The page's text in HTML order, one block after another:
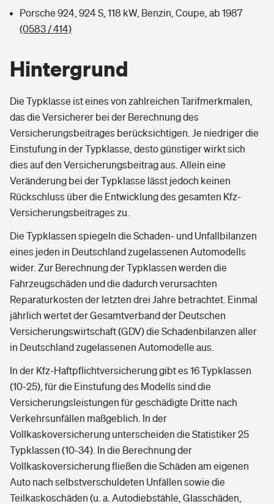
Typklassen: So ist Ihr Auto eingestuft
Porsche 924, 924 S, 118 kW, Benzin, Coupe, ab 1987
(0583 / 414)
Hintergrund
Die Typklasse ist eines von zahlreichen Tarifmerkmalen,
das die Versicherer bei der Berechnung des
Versicherungsbeitrages berücksichtigen. Je niedriger die
Einstufung in der Typklasse, desto günstiger wirkt sich
dies auf den Versicherungsbeitrag aus. Allein eine
Veränderung bei der Typklasse lässt jedoch keinen
Rückschluss über die Entwicklung des gesamten Kfz-
Versicherungsbeitrages zu.
Die Typklassen spiegeln die Schaden- und Unfallbilanzen
eines jeden in Deutschland zugelassenen Automodells
wider. Zur Berechnung der Typklassen werden die
Fahrzeugschäden und die dadurch verursachten
Reparaturkosten der letzten drei Jahre betrachtet. Einmal
jährlich wertet der Gesamtverband der Deutschen
Versicherungswirtschaft (GDV) die Schadenbilanzen aller
in Deutschland zugelassenen Automodelle aus.
In der Kfz-Haftpflichtversicherung gibt es 16 Typklassen
(10-25), für die Einstufung des Modells sind die
Versicherungsleistungen für geschädigte Dritte nach
Verkehrsunfällen maßgeblich. In der
Vollkaskoversicherung unterscheiden die Statistiker 25
Typklassen (10-34). In die Berechnung der
Vollkaskoversicherung fließen die Schäden am eigenen
Auto nach selbstverschuldeten Unfällen sowie die
Teilkaskoschäden (u. a. Autodiebstähle, Glasschäden,